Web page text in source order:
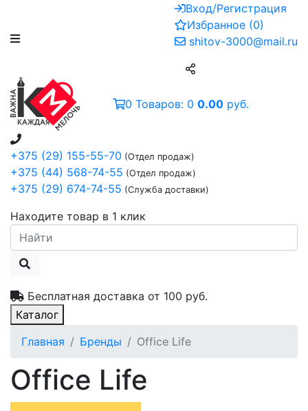
Вход/Регистрация
Избранное (0)
shitov-3000@mail.ru
+375 (29) 155-55-70 (Отдел продаж)
+375 (44) 568-74-55 (Отдел продаж)
+375 (29) 674-74-55 (Служба доставки)
Находите товар в 1 клик
Бесплатная доставка от 100 руб.
0 Товаров: 0 0.00 руб.
Каталог
Главная
Бренды Office Life
Office Life